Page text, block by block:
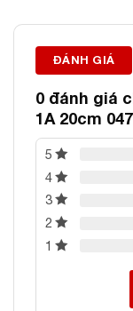
Email:
ĐÁNH GIÁ
0 đánh giá
1A 20cm
5
4
3
2
1